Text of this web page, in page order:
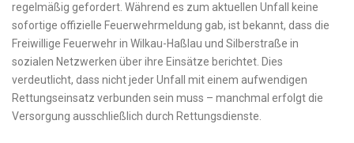
regelmäßig gefordert. Während es zum aktuellen Unfall keine
sofortige offizielle Feuerwehrmeldung gab, ist bekannt, dass die
Freiwillige Feuerwehr in Wilkau-Haßlau und Silberstraße in
sozialen Netzwerken über ihre Einsätze berichtet. Dies
verdeutlicht, dass nicht jeder Unfall mit einem aufwendigen
Rettungseinsatz verbunden sein muss – manchmal erfolgt die
Versorgung ausschließlich durch Rettungsdienste.